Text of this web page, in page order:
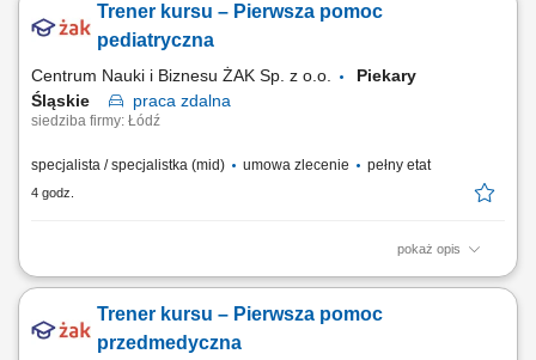
montażu prefabrykatów betonowych. Wsparcie prac betonowych na
placu budowy. Wykonywanie zadań zgodnie z dokumentacją
Trener kursu – Pierwsza pomoc
pediatryczna
Centrum Nauki i Biznesu ŻAK Sp. z o.o.
Piekary
Śląskie
praca zdalna
siedziba firmy: Łódź
specjalista / specjalistka (mid) umowa zlecenie pełny etat
4 godz.
pokaż opis
Nazwa kursu: Pierwsza pomoc pediatryczna Czas trwania: 6 godzin
Trener kursu – Pierwsza pomoc
przedmedyczna